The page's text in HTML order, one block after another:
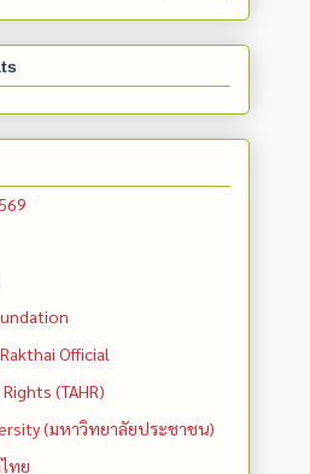
Official
(TAHR)
(มหาวิทยาลัยประชาชน)
ทย